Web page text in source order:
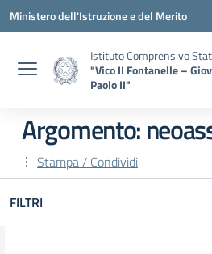
Vai ai contenuti
Vai al menu di navigazione
Vai al footer
Ministero dell'Istruzione e del Merito
Istituto Comprensivo
"Vico II Fontanelle –
Paolo II"
Argomento:
Stampa / Condividi
FILTRI